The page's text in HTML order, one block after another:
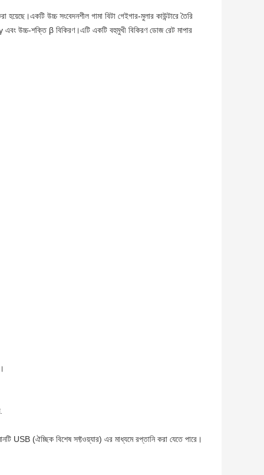
উচ্চ সংবেদনশীল গামা বিটা গেইগার-মুলার কাউন্টারে তৈরি
এবং উচ্চ-শক্তি β বিকিরণ।এটি একটি বহুমুখী বিকিরণ ডোজ রেট মাপার
.
USB (ঐচ্ছিক বিশেষ সফ্টওয়্যার) এর মাধ্যমে রপ্তানি করা যেতে পারে।